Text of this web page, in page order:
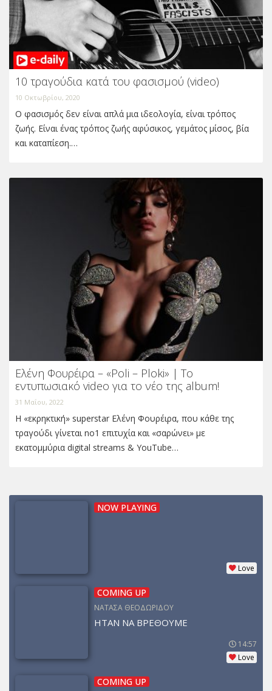
10 τραγούδια κατά του φασισμού (video)
10 Οκτωβρίου, 2020
Ο φασισμός δεν είναι απλά μια ιδεολογία, είναι τρόπος
ζωής. Είναι ένας τρόπος ζωής αφύσικος, γεμάτος μίσος, βία
και καταπίεση.…
Ελένη Φουρέιρα – «Poli – Ploki» | Το
εντυπωσιακό video για το νέο της album!
31 Μαΐου, 2022
Η «εκρηκτική» superstar Ελένη Φουρέιρα, που κάθε της
τραγούδι γίνεται no1 επιτυχία και «σαρώνει» με
εκατομμύρια digital streams & YouTube…
NOW PLAYING
Love
COMING UP
ΝΑΤΑΣΑ ΘΕΟΔΩΡΙΔΟΥ
ΗΤΑΝ ΝΑ ΒΡΕΘΟΥΜΕ
14:57
Love
COMING UP